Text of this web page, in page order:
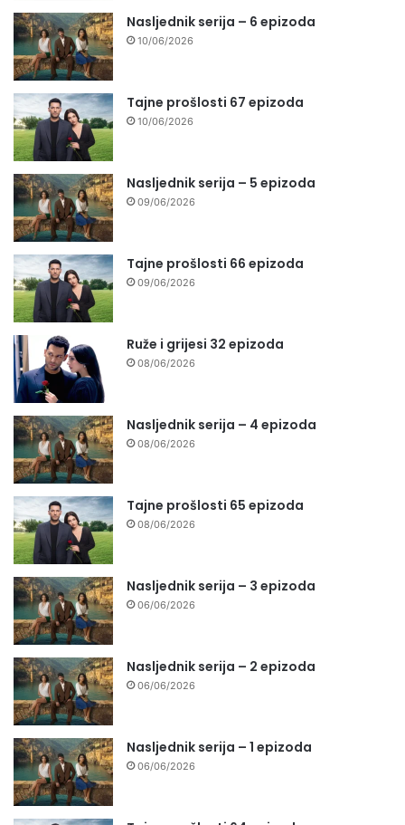
Nasljednik serija – 6 epizoda
10/06/2026
Tajne prošlosti 67 epizoda
10/06/2026
Nasljednik serija – 5 epizoda
09/06/2026
Tajne prošlosti 66 epizoda
09/06/2026
Ruže i grijesi 32 epizoda
08/06/2026
Nasljednik serija – 4 epizoda
08/06/2026
Tajne prošlosti 65 epizoda
08/06/2026
Nasljednik serija – 3 epizoda
06/06/2026
Nasljednik serija – 2 epizoda
06/06/2026
Nasljednik serija – 1 epizoda
06/06/2026